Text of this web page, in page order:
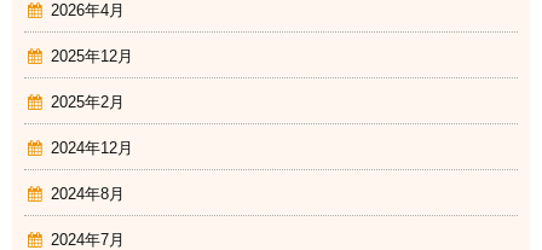
2026年4月
2025年12月
2025年2月
2024年12月
2024年8月
2024年7月